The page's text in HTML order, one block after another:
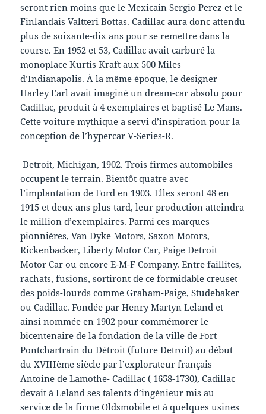
seront rien moins que le Mexicain Sergio Perez et le
Finlandais Valtteri Bottas. Cadillac aura donc attendu
plus de soixante-dix ans pour se remettre dans la
course. En 1952 et 53, Cadillac avait carburé la
monoplace Kurtis Kraft aux 500 Miles
d’Indianapolis. À la même époque, le designer
Harley Earl avait imaginé un dream-car absolu pour
Cadillac, produit à 4 exemplaires et baptisé Le Mans.
Cette voiture mythique a servi d’inspiration pour la
conception de l’hypercar V-Series-R.
Detroit, Michigan, 1902. Trois firmes automobiles
occupent le terrain. Bientôt quatre avec
l’implantation de Ford en 1903. Elles seront 48 en
1915 et deux ans plus tard, leur production atteindra
le million d’exemplaires. Parmi ces marques
pionnières, Van Dyke Motors, Saxon Motors,
Rickenbacker, Liberty Motor Car, Paige Detroit
Motor Car ou encore E-M-F Company. Entre faillites,
rachats, fusions, sortiront de ce formidable creuset
des poids-lourds comme Graham-Paige, Studebaker
ou Cadillac. Fondée par Henry Martyn Leland et
ainsi nommée en 1902 pour commémorer le
bicentenaire de la fondation de la ville de Fort
Pontchartrain du Détroit (future Detroit) au début
du XVIIIème siècle par l’explorateur français
Antoine de Lamothe- Cadillac ( 1658-1730), Cadillac
devait à Leland ses talents d’ingénieur mis au
service de la firme Oldsmobile et à quelques usines